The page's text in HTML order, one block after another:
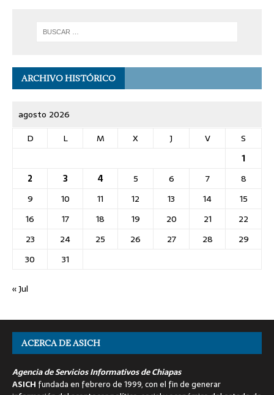
ARCHIVO HISTÓRICO
agosto 2026
D
L M X J V
S
1
2
3 4 5 6 7
8
9
10 11 12 13 14
15
16
17 18 19 20 21
22
23
24 25 26 27 28
29
30
31
« Jul
ACERCA DE ASICH
Agencia de Servicios Informativos de Chiapas
ASICH fundada en febrero de 1999, con el fin de generar